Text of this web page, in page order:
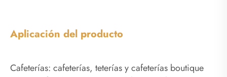
Aplicación del producto
Cafeterías: cafeterías, teterías y cafeterías boutique